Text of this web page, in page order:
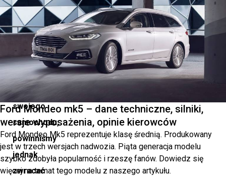
cenach.
Dbając
kondycję
niezawodność
swojego
samochodu,
powinniśmy
jednak
zwracać
Ford Mondeo mk5 – dane techniczne, silniki,
wersje wyposażenia, opinie kierowców
Ford Mondeo Mk5 reprezentuje klasę średnią. Produkowany
jest w trzech wersjach nadwozia. Piąta generacja modelu
szybko zdobyła popularność i rzeszę fanów. Dowiedz się
więcej na temat tego modelu z naszego artykułu.